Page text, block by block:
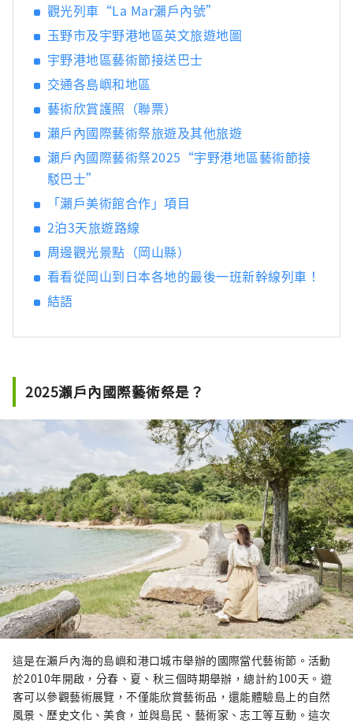
觀光列車“La Mar瀨戶內號”
玉野市及宇野港地區英文旅遊地圖
宇野港地區藝術節接送巴士
交通各島嶼和地區
藝術欣賞護照（聯票）
瀨戶內國際藝術祭旅遊及其他旅遊
瀨戶內國際藝術祭2025“宇野港地區藝術節接
駁巴士”
「瀨戶美術館合作」項目
2泊3天旅遊路線
周邊觀光景點（岡山縣）
看看從岡山到日本各地的最後一班新幹線列車！
結語
2025瀨戶內國際藝術祭是？
這是在瀨戶內海的島嶼和港口城市舉辦的國際當代藝術節。活動
於2010年開啟，分春、夏、秋三個時期舉辦，總計約100天。遊
客可以參觀藝術展覽，不僅能欣賞藝術品，還能體驗島上的自然
風景、歷史文化、美食，並與島民、藝術家、志工等互動。這次